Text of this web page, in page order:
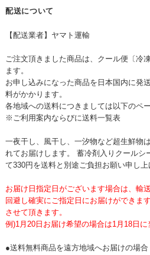
配送について
【配送業者】ヤマト運輸
ご注文頂きました商品は、クール便〔冷
ます。
お申し込みになった商品を日本国内に発
料がかかります。
各地域への送料につきましては以下のペ
※ご利用案内ならびに送料一覧表
一夜干し、風干し、一汐物など超生鮮物
れてお届けします。 蓄冷剤入りクールシ
て330円を送料と別途ご負担お願い申し上
お届け日指定日がございます場合は、輸
回避し確実にご指定日にお届けができま
させて頂きます。
例)1月20日お届け希望の場合は1月18日に
●送料無料商品を遠方地域へお届けの場合